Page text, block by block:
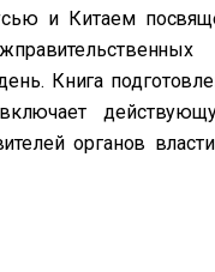
и Китаем
Книга
органов